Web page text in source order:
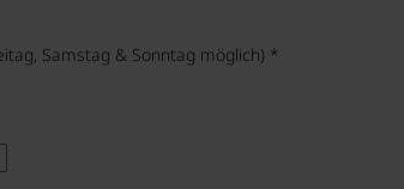
Samstag & Sonntag möglich) *